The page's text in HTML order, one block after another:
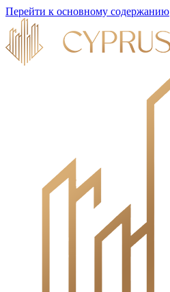
Перейти к основному содержанию